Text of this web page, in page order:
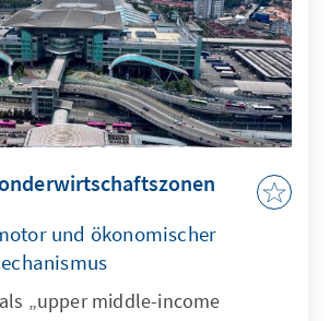
und ökonomischer
„upper middle-income